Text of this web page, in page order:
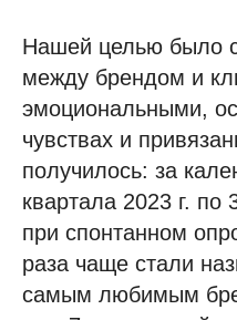
Нашей целью было
между брендом и
эмоциональными,
чувствах и
получилось: за
квартала 2023 г. по
при спонтанном
раза чаще стали
самым любимым